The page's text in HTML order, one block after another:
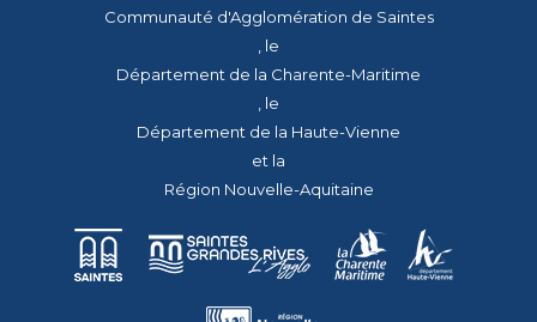
Communauté d'Agglomération de Saintes
, le
Département de la Charente-Maritime
, le
Département de la Haute-Vienne
et la
Région Nouvelle-Aquitaine